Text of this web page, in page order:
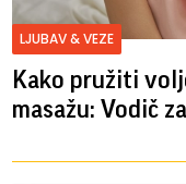
LJUBAV & VEZE
Kako pružiti
masažu: Vodič